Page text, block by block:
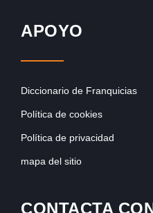
APOYO
Diccionario de Franquicias
Política de cookies
Política de privacidad
mapa del sitio
CONTACTA